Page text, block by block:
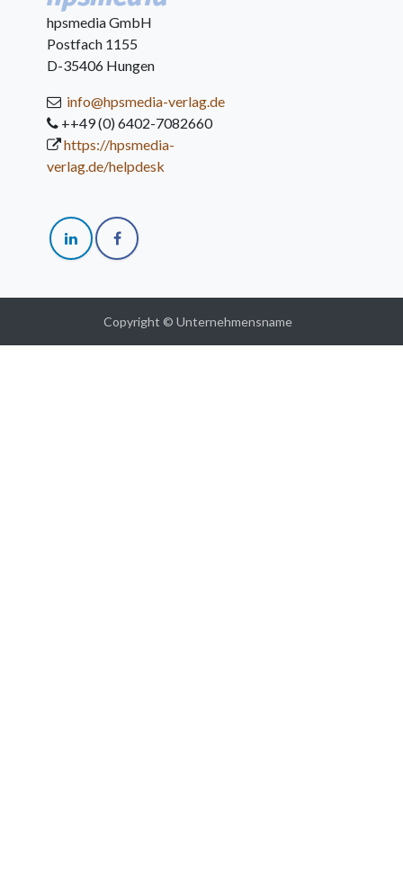
hpsmedia GmbH
Postfach 1155
D-35406 Hungen
info@hpsmedia-verlag.de
++49 (0) 6402-7082660
https://hpsmedia-
verlag.de/helpdesk
Copyright © Unternehmensname